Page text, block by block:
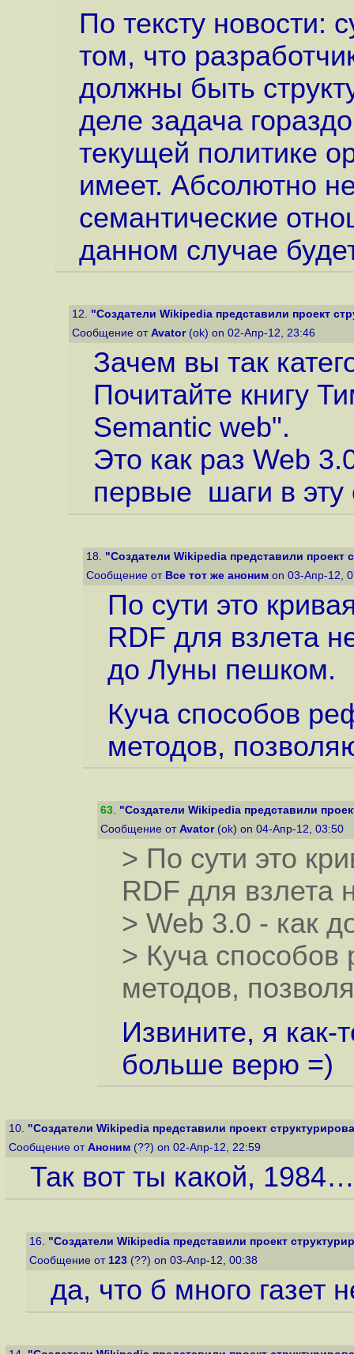
По тексту новости:
том, что
должны быть
деле задача
текущей политике
имеет. Абсолютно
семантические
данном случае
12. "Создатели Wikipedia представили проект
Сообщение от Avator(ok) on 02-Апр-12, 23:46
Зачем вы так
Почитайте книгу
Semantic web".
Это как раз Web
первые шаги в эту
18. "Создатели Wikipedia представили проект
Сообщение от Все тот же аноним on 03-Апр-12,
По сути это
RDF для взлета
до Луны пешком.
Куча способов
методов,
63. "Создатели Wikipedia представили
Сообщение от Avator(ok) on 04-Апр-12, 03:50
> По сути это
RDF для взлета
> Web 3.0 - как
> Куча способов
методов,
Извините, я
больше верю =)
10. "Создатели Wikipedia представили проект
Сообщение от Аноним (??) on 02-Апр-12, 22:59
Так вот ты какой, 1984…
16. "Создатели Wikipedia представили проект
Сообщение от 123 (??) on 03-Апр-12, 00:38
да, что б много газет